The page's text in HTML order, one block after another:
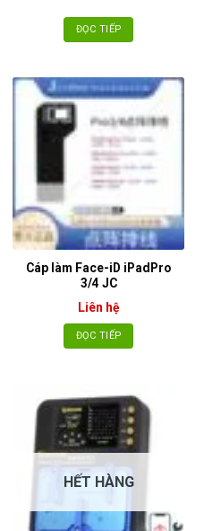
ĐỌC TIẾP
Cáp làm Face-iD iPadPro
3/4 JC
Liên hệ
ĐỌC TIẾP
HẾT HÀNG